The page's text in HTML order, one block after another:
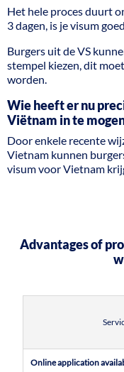
Het hele proces duurt
3 dagen, is je visum
Burgers uit de VS
stempel kiezen, dit
worden.
Wie heeft er nu
Viëtnam in te
Door enkele recente
Vietnam kunnen
visum voor Vietnam
Advantages of
Online application